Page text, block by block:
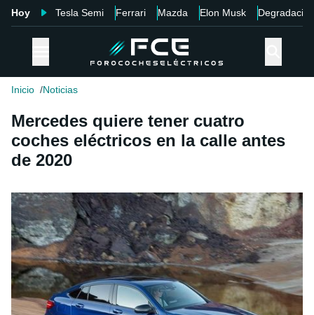
Hoy Tesla Semi Ferrari Mazda Elon Musk Degradación
Inicio Noticias
Mercedes quiere tener cuatro
coches eléctricos en la calle antes
de 2020